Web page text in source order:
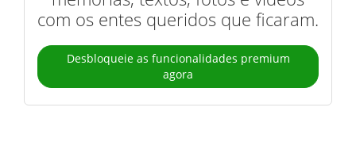
com os entes queridos que ficaram.
Desbloqueie as funcionalidades premium
agora